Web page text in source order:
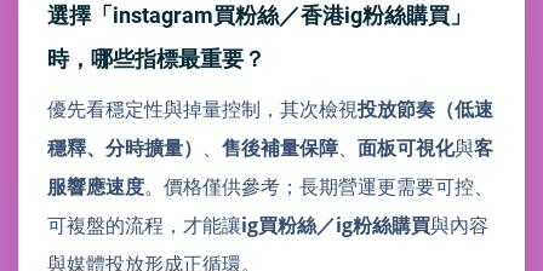
選擇「instagram買粉絲／香港ig粉絲購買」
時，哪些指標最重要？
優先看穩定性與掉量控制，其次檢視投放節奏（低速
穩釋、分時擴量） 、 售後補量保障、 面板可視化與客
服響應速度。價格僅供參考；長期營運更需要可控、
可複盤的流程，才能讓ig買粉絲／ig粉絲購買與內容
與媒體投放形成正循環。